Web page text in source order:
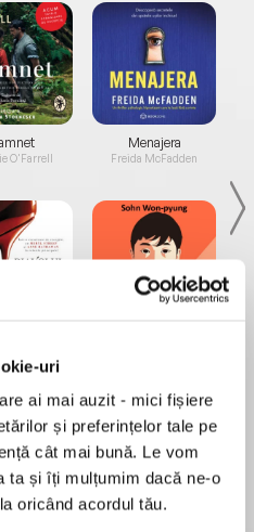
uri
ai mai auzit - mici fișiere
și preferințelor tale pe
cât mai bună. Le vom
ta și îți mulțumim dacă ne-o
oricând acordul tău.
O'Farrell
la...
Weisberger
Menajera
Freida McFadden
book character